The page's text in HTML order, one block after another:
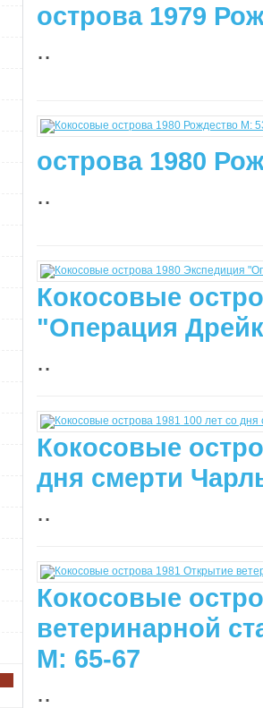
острова 1979
..
острова 1980
..
Кокосовые
"Операция
..
Кокосовые
дня смерти
..
Кокосовые
ветеринарной
M: 65-67
..